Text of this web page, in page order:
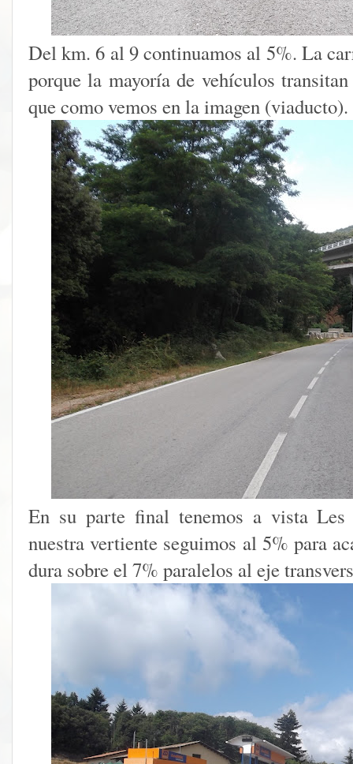
Del km. 6 al 9 continuamos al 5%. La
porque la mayoría de vehículos
que como vemos en la imagen (viaducto).
En su parte final tenemos a vista
nuestra vertiente seguimos al 5% para
dura sobre el 7% paralelos al eje